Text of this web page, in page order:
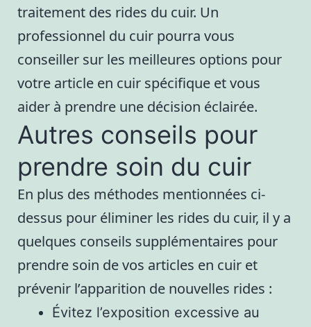
traitement des rides du cuir. Un
professionnel du cuir pourra vous
conseiller sur les meilleures options pour
votre article en cuir spécifique et vous
aider à prendre une décision éclairée.
Autres conseils pour
prendre soin du cuir
En plus des méthodes mentionnées ci-
dessus pour éliminer les rides du cuir, il y a
quelques conseils supplémentaires pour
prendre soin de vos articles en cuir et
prévenir l’apparition de nouvelles rides :
Évitez l’exposition excessive au